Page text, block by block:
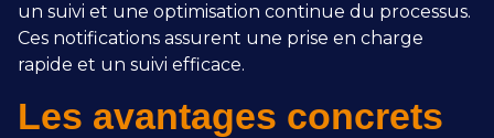
un suivi et une optimisation continue du processus.
Ces notifications assurent une prise en charge
rapide et un suivi efficace.
Les avantages concrets